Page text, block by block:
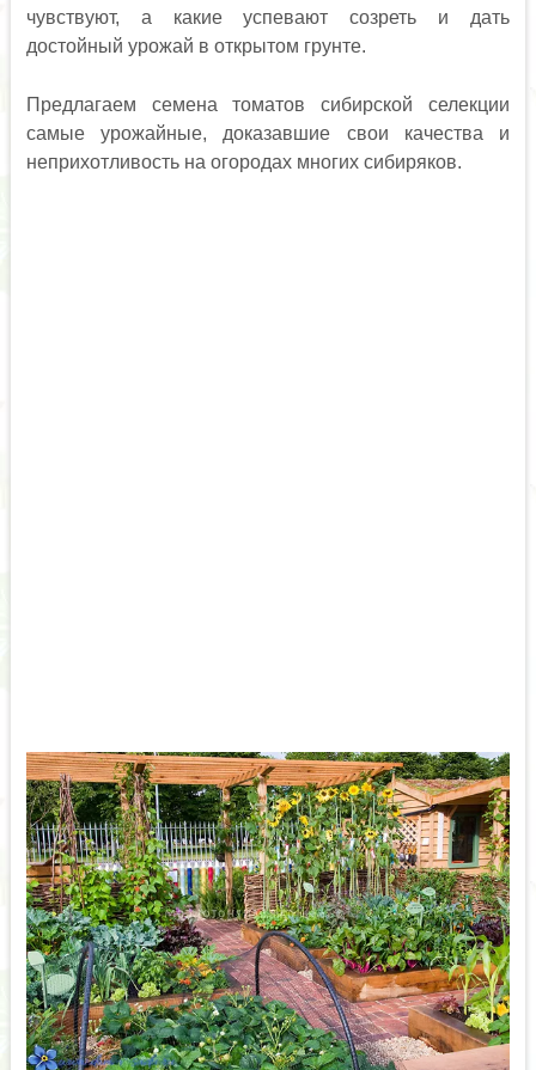
чувствуют, а какие успевают созреть и дать
достойный урожай в открытом грунте.
Предлагаем семена томатов сибирской селекции
самые урожайные, доказавшие свои качества и
неприхотливость на огородах многих сибиряков.